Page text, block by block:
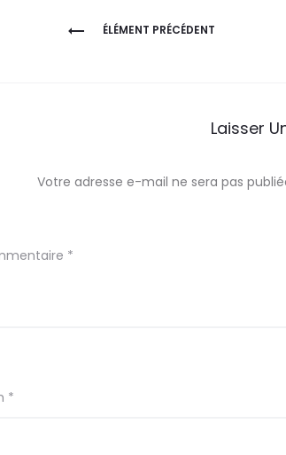
ÉLÉMENT PRÉCÉDENT
Laisser
Votre adresse e-mail ne sera pas
*
*